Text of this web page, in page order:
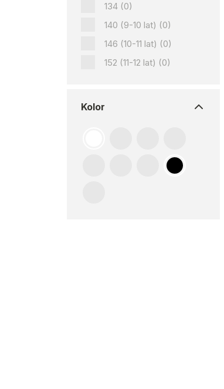
134 (0)
140 (9-10 lat) (0)
146 (10-11 lat) (0)
152 (11-12 lat) (0)
Kolor